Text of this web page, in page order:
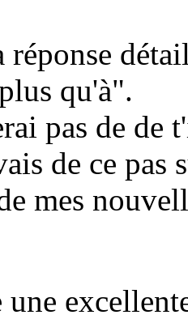
qu'à".
pas de de
de ce pas
mes
une